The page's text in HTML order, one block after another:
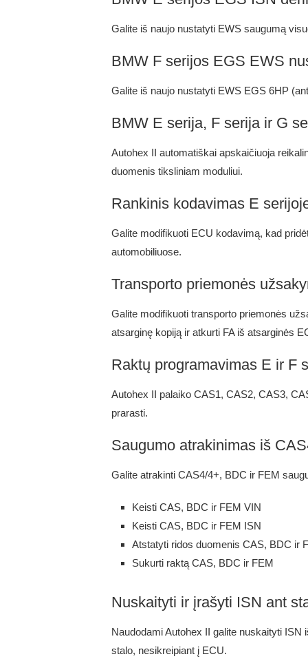
Galite iš naujo nustatyti EWS saugumą
BMW F serijos EGS EWS
Galite iš naujo nustatyti EWS EGS 6HP
BMW E serija, F serija ir G
Autohex II automatiškai apskaičiuoja
duomenis tiksliniam moduliui.
Rankinis kodavimas E
Galite modifikuoti ECU kodavimą, kad
automobiliuose.
Transporto priemonės
Galite modifikuoti transporto priemonės
atsarginę kopiją ir atkurti FA iš atsarginės
Raktų programavimas E ir F
Autohex II palaiko CAS1, CAS2, CAS3,
prarasti.
Saugumo atrakinimas iš
Galite atrakinti CAS4/4+, BDC ir FEM
Keisti CAS, BDC ir FEM VIN
Keisti CAS, BDC ir FEM ISN
Atstatyti ridos duomenis CAS, BDC ir
Sukurti raktą CAS, BDC ir FEM
Nuskaityti ir įrašyti ISN ant
Naudodami Autohex II galite nuskaityti
stalo, nesikreipiant į ECU.